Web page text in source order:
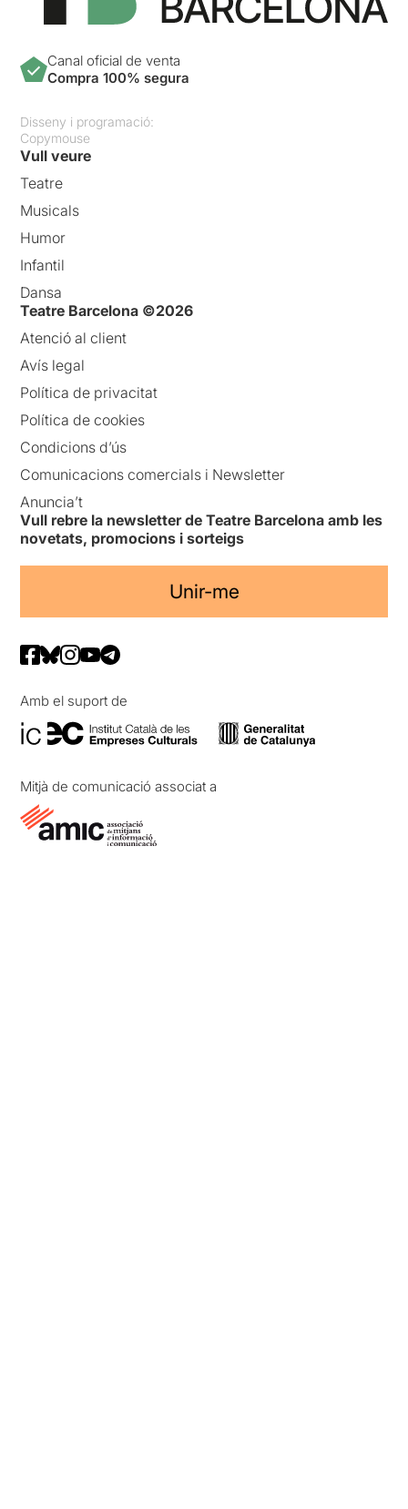
Canal oficial de venta
Compra 100% segura
Disseny i programació:
Copymouse
Vull veure
Teatre
Musicals
Humor
Infantil
Dansa
Teatre Barcelona ©2026
Atenció al client
Avís legal
Política de privacitat
Política de cookies
Condicions d’ús
Comunicacions comercials i Newsletter
Anuncia’t
Vull rebre la newsletter de Teatre Barcelona amb les
novetats, promocions i sorteigs
Unir-me
Amb el suport de
Mitjà de comunicació associat a